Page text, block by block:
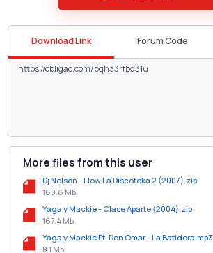
Download Link Forum Code
More files from this user
Dj Nelson - Flow La Discoteka 2 (2007).zip
160.6 Mb
Yaga y Mackie - Clase Aparte (2004).zip
167.4 Mb
Yaga y Mackie Ft. Don Omar - La Batidora.mp3
8.1 Mb